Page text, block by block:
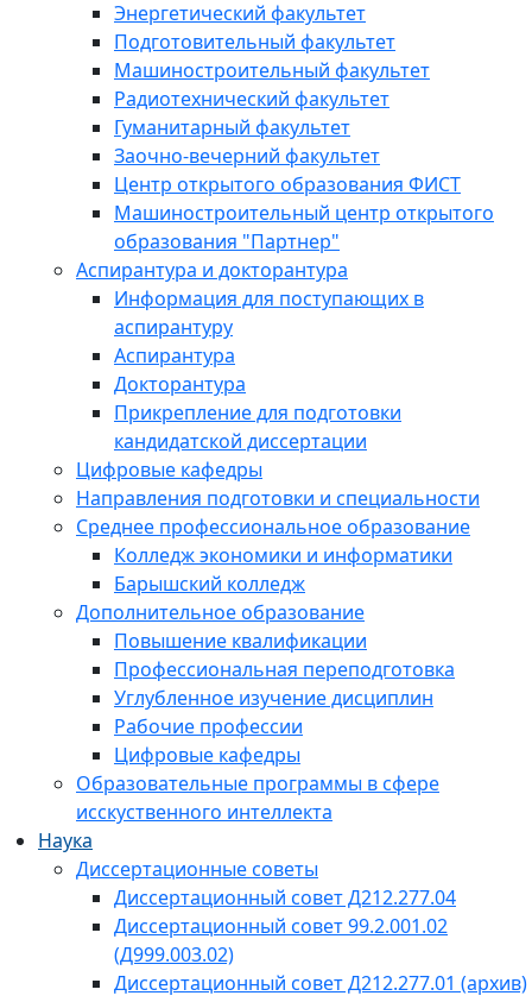
Энергетический факультет
Подготовительный факультет
Машиностроительный факультет
Радиотехнический факультет
Гуманитарный факультет
Заочно-вечерний факультет
Центр открытого образования ФИСТ
Машиностроительный центр открытого
образования "Партнер"
Аспирантура и докторантура
Информация для поступающих в
аспирантуру
Аспирантура
Докторантура
Прикрепление для подготовки
кандидатской диссертации
Цифровые кафедры
Направления подготовки и специальности
Среднее профессиональное образование
Колледж экономики и информатики
Барышский колледж
Дополнительное образование
Повышение квалификации
Профессиональная переподготовка
Углубленное изучение дисциплин
Рабочие профессии
Цифровые кафедры
Образовательные программы в сфере
исскуственного интеллекта
Наука
Диссертационные советы
Диссертационный совет Д212.277.04
Диссертационный совет 99.2.001.02
(Д999.003.02)
Диссертационный совет Д212.277.01 (архив)